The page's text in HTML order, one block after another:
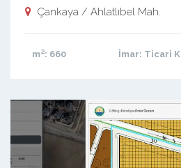
Çankaya / Ahlatlıbel Mah.
m²: 660 İmar: Ticari Konut